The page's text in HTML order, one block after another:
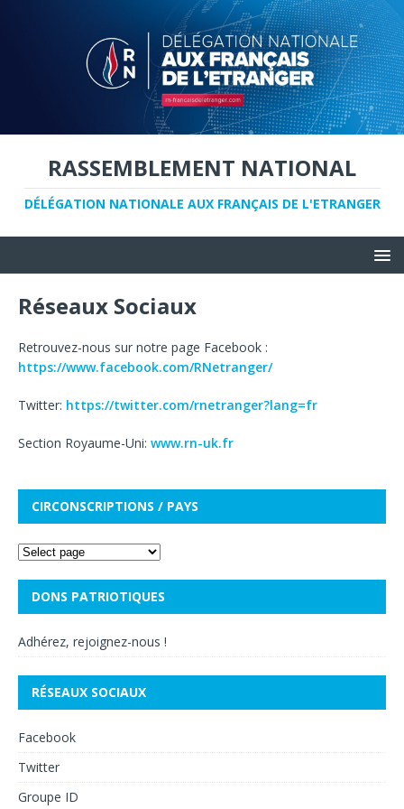
RASSEMBLEMENT NATIONAL
DÉLÉGATION NATIONALE AUX FRANÇAIS DE L'ETRANGER
Réseaux Sociaux
Retrouvez-nous sur notre page Facebook :
https://www.facebook.com/RNetranger/
Twitter: https://twitter.com/rnetranger?lang=fr
Section Royaume-Uni: www.rn-uk.fr
CIRCONSCRIPTIONS / PAYS
DONS PATRIOTIQUES
Adhérez, rejoignez-nous !
RÉSEAUX SOCIAUX
Facebook
Twitter
Groupe ID